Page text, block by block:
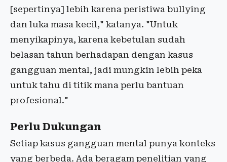
[sepertinya] lebih karena peristiwa bullying
dan luka masa kecil," katanya. "Untuk
menyikapinya, karena kebetulan sudah
belasan tahun berhadapan dengan kasus
gangguan mental, jadi mungkin lebih peka
untuk tahu di titik mana perlu bantuan
profesional."
Perlu Dukungan
Setiap kasus gangguan mental punya konteks
yang berbeda. Ada beragam penelitian yang